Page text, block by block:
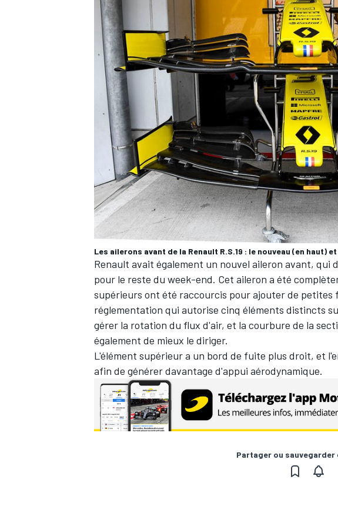
AUTRES CHAMPIONNATS
Les ailerons avant de la Renault R.S.19 : le nouveau (en haut)
Renault avait également un nouvel aileron avant, qui
pour le reste du week-end. Cet aileron a été
supérieurs ont été raccourcis pour ajouter de petites
réglementation qui autorise cinq éléments distincts
gérer la rotation du flux d'air, et la courbure de la
également de mieux le diriger.
L'élément supérieur a un bord de fuite plus droit, et
afin de générer davantage d'appui aérodynamique.
Partager ou